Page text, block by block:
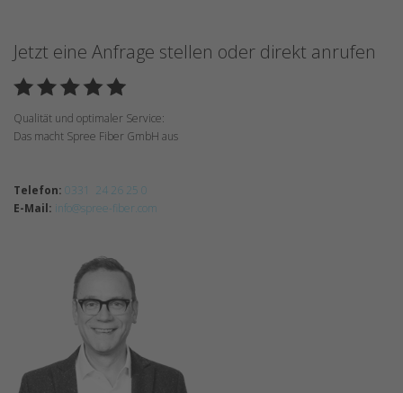
Jetzt eine Anfrage stellen oder direkt anrufen
Qualität und optimaler Service:
Das macht Spree Fiber GmbH aus
Telefon: 0331 24 26 25 0
E-Mail: info@spree-fiber.com